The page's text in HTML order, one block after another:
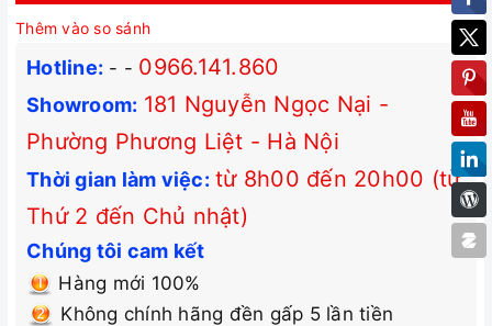
Thêm vào so sánh
Hotline: - - 0966.141.860
Showroom: 181 Nguyễn Ngọc Nại -
Phường Phương Liệt - Hà Nội
Thời gian làm việc: từ 8h00 đến 20h00 (từ
Thứ 2 đến Chủ nhật)
Chúng tôi cam kết
Hàng mới 100%
Không chính hãng đền gấp 5 lần tiền